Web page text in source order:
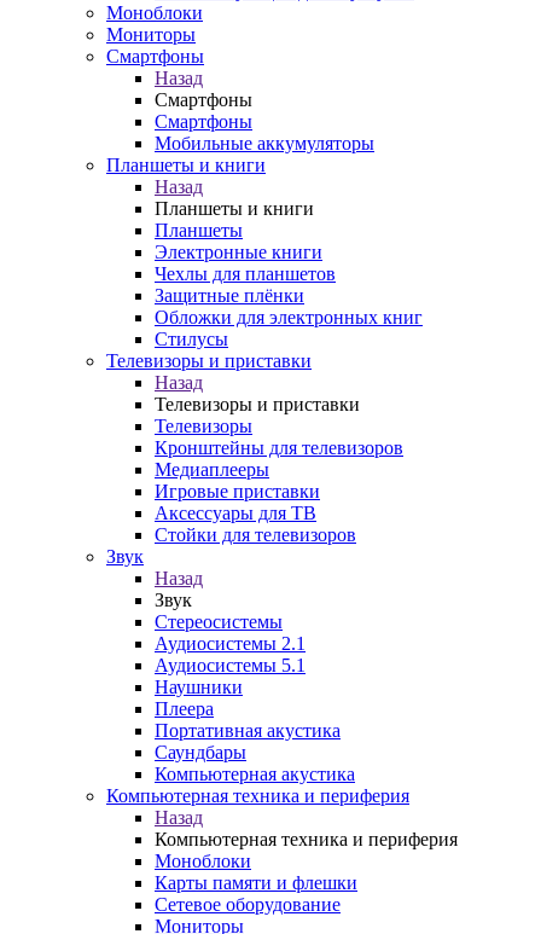
Моноблоки
Мониторы
Смартфоны
Назад
Смартфоны
Смартфоны
Мобильные аккумуляторы
Планшеты и книги
Назад
Планшеты и книги
Планшеты
Электронные книги
Чехлы для планшетов
Защитные плёнки
Обложки для электронных книг
Стилусы
Телевизоры и приставки
Назад
Телевизоры и приставки
Телевизоры
Кронштейны для телевизоров
Медиаплееры
Игровые приставки
Аксессуары для ТВ
Стойки для телевизоров
Звук
Назад
Звук
Стереосистемы
Аудиосистемы 2.1
Аудиосистемы 5.1
Наушники
Плеера
Портативная акустика
Саундбары
Компьютерная акустика
Компьютерная техника и периферия
Назад
Компьютерная техника и периферия
Моноблоки
Карты памяти и флешки
Сетевое оборудование
Мониторы